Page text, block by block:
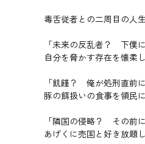
毒舌従者との二周目の人
「未来の反乱者？ 下僕
自分を脅かす存在を懐柔
「飢饉？ 俺が処刑直前
豚の餌扱いの食事を領民
「隣国の侵略？ その前
あげくに売国と好き放題